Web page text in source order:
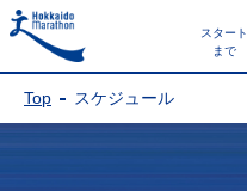
スタート
まで
Top スケジュール